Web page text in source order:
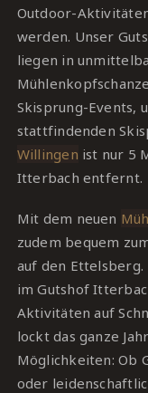
Outdoor-
werden. Unser
liegen in
Skisprung-Events,
stattfindenden
Willingen ist nur 5
Itterbach entfernt.
Mit dem neuen
zudem bequem
auf den
im Gutshof
Aktivitäten auf
lockt das ganze
Möglichkeiten: Ob
oder